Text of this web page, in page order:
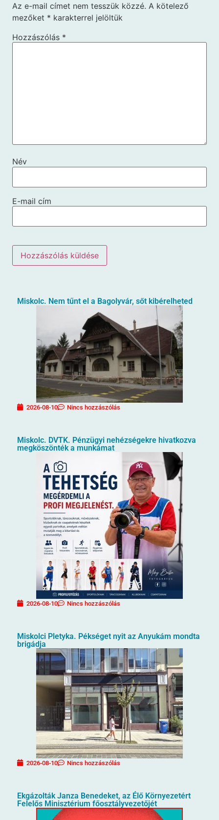
Az e-mail címet nem tesszük közzé. A kötelező
mezőket * karakterrel jelöltük
Hozzászólás *
Név
E-mail cím
Miskolc. Nem tűnt el a Bagolyvár, sőt kibérelheted
2026-08-10 Nincs hozzászólás
Miskolc. DVTK. Pénzügyi nehézségekre hivatkozva
megköszönték a munkámat
2026-08-10 Nincs hozzászólás
Miskolci Pletyka. Pékséget nyit az Anyukám mondta
brigádja
2026-08-10 Nincs hozzászólás
Ekgázolták Janza Benedeket, az Élő Környezetért
Felelős Minisztérium főosztályvezetőjét